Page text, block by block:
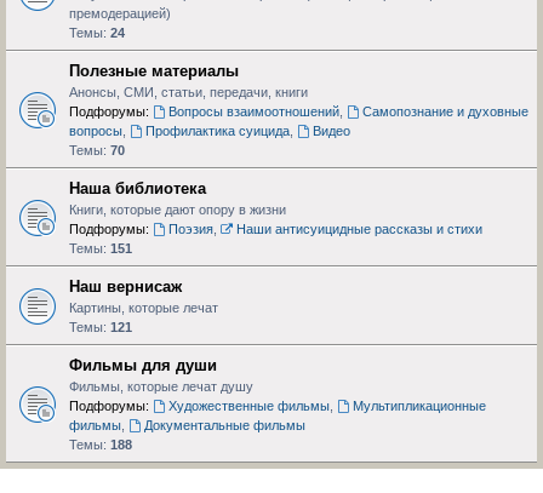
премодерацией)
Темы: 24
Полезные материалы
Анонсы, СМИ, статьи, передачи, книги
Подфорумы:
Вопросы взаимоотношений,
Самопознание и духовные
вопросы
Профилактика суицида,
Видео
Темы: 70
Наша библиотека
Книги, которые дают опору в жизни
Подфорумы:
Поэзия,
Наши антисуицидные рассказы и стихи
Темы: 151
Наш вернисаж
Картины, которые лечат
Темы: 121
Фильмы для души
Фильмы, которые лечат душу
Подфорумы:
Художественные фильмы,
Мультипликационные
фильмы
Документальные фильмы
Темы: 188